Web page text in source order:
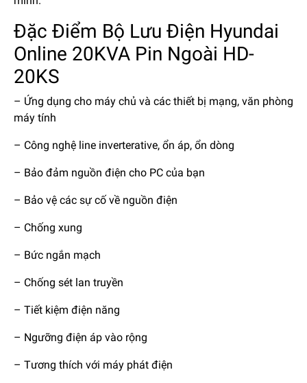
Đặc Điểm Bộ Lưu Điện Hyundai
Online 20KVA Pin Ngoài HD-
20KS
– Ứng dụng cho máy chủ và các thiết bị mạng, văn phòng
máy tính
– Công nghệ line inverterative, ổn áp, ổn dòng
– Bảo đảm nguồn điện cho PC của bạn
– Bảo vệ các sự cố về nguồn điện
– Chống xung
– Bức ngắn mạch
– Chống sét lan truyền
– Tiết kiệm điện năng
– Ngưỡng điện áp vào rộng
– Tương thích với máy phát điện